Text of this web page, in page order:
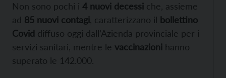
Non sono pochi i 4 nuovi decessi che, assieme
ad 85 nuovi contagi , caratterizzano il bollettino
Covid diffuso oggi dall’Azienda provinciale per i
servizi sanitari, mentre le vaccinazioni hanno
superato le 142.000.